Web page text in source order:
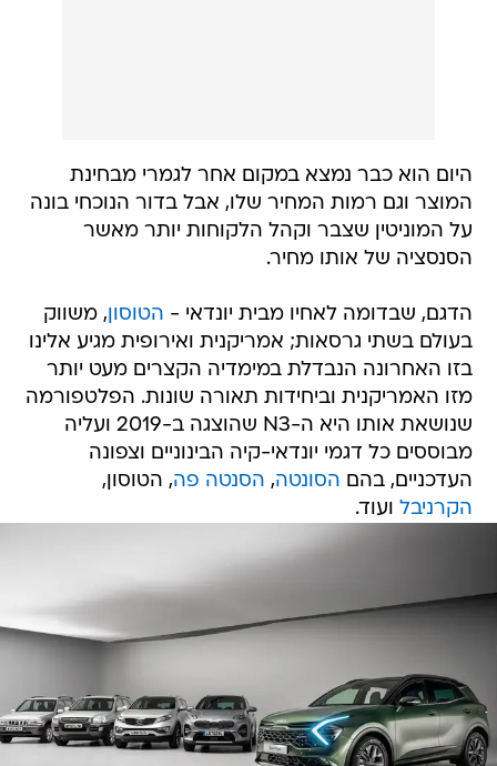
היום הוא כבר נמצא במקום אחר לגמרי מבחינת
המוצר וגם רמות המחיר שלו, אבל בדור הנוכחי בונה
על המוניטין שצבר וקהל הלקוחות יותר מאשר
הסנסציה של אותו מחיר.
הדגם, שבדומה לאחיו מבית יונדאי - הטוסון, משווק
בעולם בשתי גרסאות; אמריקנית ואירופית מגיע אלינו
בזו האחרונה הנבדלת במימדיה הקצרים מעט יותר
מזו האמריקנית וביחידות תאורה שונות. הפלטפורמה
שנושאת אותו היא ה-N3 שהוצגה ב-2019 ועליה
מבוססים כל דגמי יונדאי-קיה הבינוניים וצפונה
העדכניים, בהם הסונטה, הסנטה פה, הטוסון,
הקרניבל ועוד.